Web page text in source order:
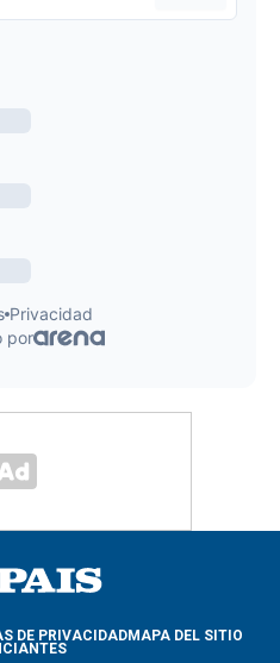
DE PRIVACIDADMAPA DEL SITIO